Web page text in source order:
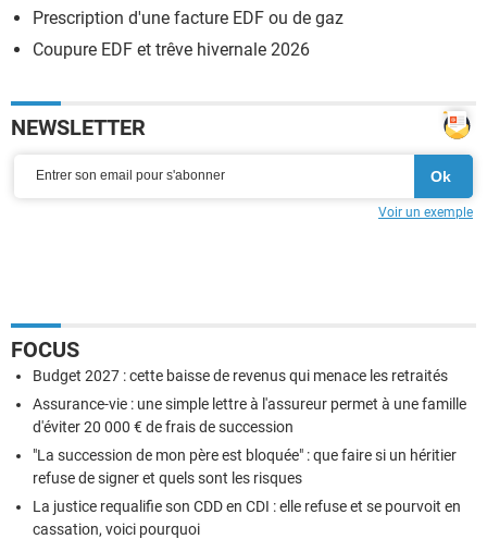
Prescription d'une facture EDF ou de gaz
Coupure EDF et trêve hivernale 2026
NEWSLETTER
Voir un exemple
FOCUS
Budget 2027 : cette baisse de revenus qui menace les retraités
Assurance-vie : une simple lettre à l'assureur permet à une famille
d'éviter 20 000 € de frais de succession
"La succession de mon père est bloquée" : que faire si un héritier
refuse de signer et quels sont les risques
La justice requalifie son CDD en CDI : elle refuse et se pourvoit en
cassation, voici pourquoi